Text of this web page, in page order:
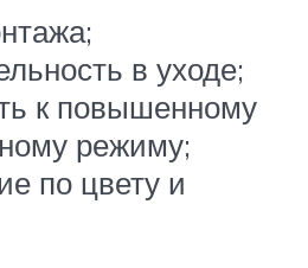
в уходе;
к повышенному
режиму;
по цвету и